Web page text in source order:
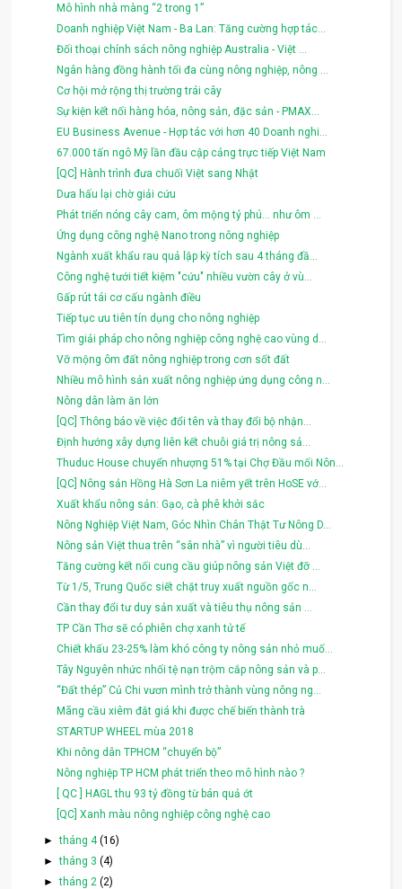
Mô hình nhà màng “2 trong 1”
Doanh nghiệp Việt Nam - Ba Lan: Tăng cường hợp tác...
Đối thoại chính sách nông nghiệp Australia - Việt ...
Ngân hàng đồng hành tối đa cùng nông nghiệp, nông ...
Cơ hội mở rộng thị trường trái cây
Sự kiện kết nối hàng hóa, nông sản, đặc sản - PMAX...
EU Business Avenue - Hợp tác với hơn 40 Doanh nghi...
67.000 tấn ngô Mỹ lần đầu cập cảng trực tiếp Việt Nam
[QC] Hành trình đưa chuối Việt sang Nhật
Dưa hấu lại chờ giải cứu
Phát triển nóng cây cam, ôm mộng tỷ phú... như ôm ...
Ứng dụng công nghệ Nano trong nông nghiệp
Ngành xuất khẩu rau quả lập kỳ tích sau 4 tháng đầ...
Công nghệ tưới tiết kiệm "cứu" nhiều vườn cây ở vù...
Gấp rút tái cơ cấu ngành điều
Tiếp tục ưu tiên tín dụng cho nông nghiệp
Tìm giải pháp cho nông nghiệp công nghệ cao vùng d...
Vỡ mộng ôm đất nông nghiệp trong cơn sốt đất
Nhiều mô hình sản xuất nông nghiệp ứng dụng công n...
Nông dân làm ăn lớn
[QC] Thông báo về việc đổi tên và thay đổi bộ nhận...
Định hướng xây dựng liên kết chuỗi giá trị nông sả...
Thuduc House chuyển nhượng 51% tại Chợ Đầu mối Nôn...
[QC] Nông sản Hồng Hà Sơn La niêm yết trên HoSE vớ...
Xuất khẩu nông sản: Gạo, cà phê khởi sắc
Nông Nghiệp Việt Nam, Góc Nhìn Chân Thật Tư Nông D...
Nông sản Việt thua trên “sân nhà” vì người tiêu dù...
Tăng cường kết nối cung cầu giúp nông sản Việt đỡ ...
Từ 1/5, Trung Quốc siết chặt truy xuất nguồn gốc n...
Cần thay đổi tư duy sản xuất và tiêu thụ nông sản ...
TP Cần Thơ sẽ có phiên chợ xanh tử tế
Chiết khấu 23-25% làm khó công ty nông sản nhỏ muố...
Tây Nguyên nhức nhối tệ nạn trộm cắp nông sản và p...
“Đất thép” Củ Chi vươn mình trở thành vùng nông ng...
Mãng cầu xiêm đắt giá khi được chế biến thành trà
STARTUP WHEEL mùa 2018
Khi nông dân TPHCM “chuyển bộ”
Nông nghiệp TP HCM phát triển theo mô hình nào ?
[ QC ] HAGL thu 93 tỷ đồng từ bán quả ớt
[QC] Xanh màu nông nghiệp công nghệ cao
►tháng 4(16)
►tháng 3 (4)
►tháng 2 (2)